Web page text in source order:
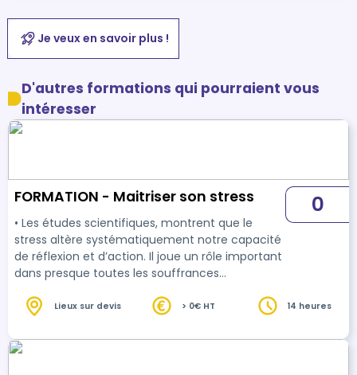
Je veux en savoir plus !
D'autres formations qui pourraient vous
intéresser
FORMATION - Maitriser son stress
• Les études scientifiques, montrent que le
stress altère systématiquement notre capacité
de réflexion et d’action. Il joue un rôle important
dans presque toutes les souffrances
qui nous révèle aussi nos propres incohérences,
toutes ces raisons et bien d'autres qui seront
abordées lors de cette formation, la gestion du
0
Lieux sur devis > 0€ HT 14 heures